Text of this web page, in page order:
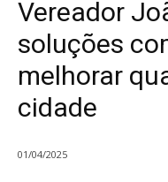
Vereador
soluções
melhorar
cidade
01/04/2025